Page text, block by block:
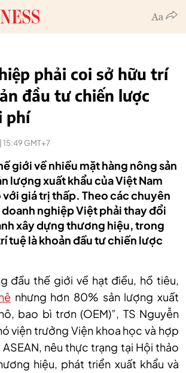
phải coi sở hữu trí
đầu tư chiến lược
phí
GMT+7
giới về nhiều mặt hàng nông sản
lượng xuất khẩu của Việt Nam
với giá trị thấp. Theo các chuyên
nghiệp Việt phải thay đổi
xây dựng thương hiệu, trong
tuệ là khoản đầu tư chiến lược
đầu thế giới về hạt điều, hồ tiêu,
nhưng hơn 80% sản lượng xuất
bao bì trơn (OEM)”, TS Nguyễn
viện trưởng Viện khoa học và hợp
nêu thực trạng tại Hội thảo
hiệu, phát triển xuất khẩu và